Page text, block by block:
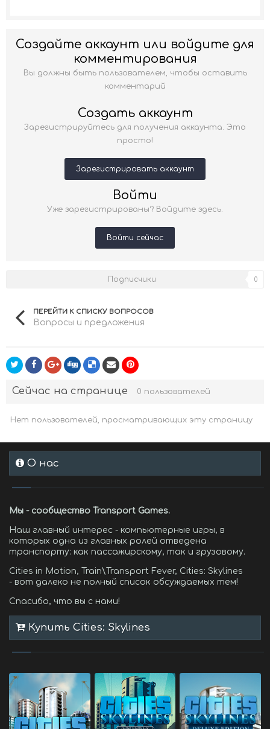
Создайте аккаунт или войдите для
комментирования
Вы должны быть пользователем, чтобы оставить
комментарий
Создать аккаунт
Зарегистрируйтесь для получения аккаунта. Это
просто!
Зарегистрировать аккаунт
Войти
Уже зарегистрированы? Войдите здесь.
Войти сейчас
Подписчики 0
ПЕРЕЙТИ К СПИСКУ ВОПРОСОВ
Вопросы и предложения
Сейчас на странице 0 пользователей
Нет пользователей, просматривающих эту страницу
О нас
Мы - сообщество Transport Games.
Наш главный интерес - компьютерные игры, в
которых одна из главных ролей отведена
транспорту: как пассажирскому, так и грузовому.
Cities in Motion, Train\Transport Fever, Cities: Skylines
- вот далеко не полный список обсуждаемых тем!
Спасибо, что вы с нами!
Купить Cities: Skylines